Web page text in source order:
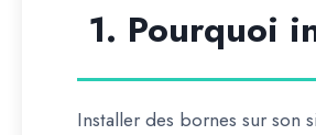
1. Pourquoi
Installer des bornes sur son